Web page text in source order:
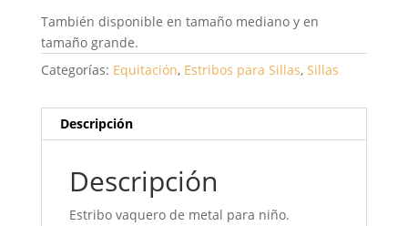
También disponible en tamaño mediano y en
tamaño grande.
Categorías: Equitación, Estribos para Sillas, Sillas
Descripción
Descripción
Estribo vaquero de metal para niño.